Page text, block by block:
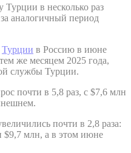
в несколько раз
аналогичный период
Турции в Россию в июне
же месяцем 2025 года,
службы Турции.
почти в 5,8 раз, с $7,6 млн
почти в 2,8 раза:
$9,7 млн, а в этом июне